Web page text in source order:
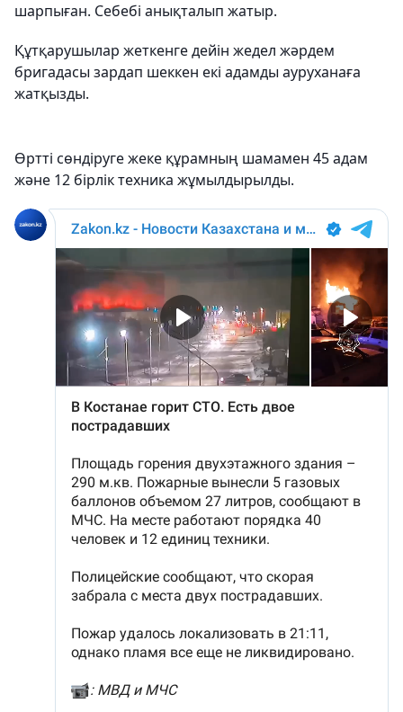
шарпыған. Себебі анықталып жатыр.
Құтқарушылар жеткенге дейін жедел жәрдем
бригадасы зардап шеккен екі адамды ауруханаға
жатқызды.
Өртті сөндіруге жеке құрамның шамамен 45 адам
және 12 бірлік техника жұмылдырылды.